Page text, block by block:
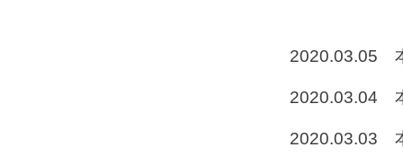
2020.03.05
2020.03.04
2020.03.03